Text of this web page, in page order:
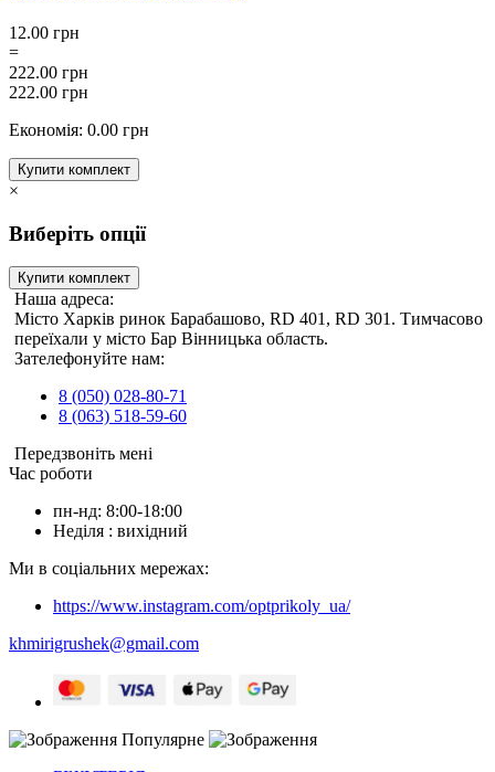
12.00 грн
=
222.00 грн
222.00 грн
Економія: 0.00 грн
Купити комплект
×
Виберіть опції
Купити комплект
Наша адреса:
Місто Харків ринок Барабашово, RD 401, RD 301. Тимчасово
переїхали у місто Бар Вінницька область.
Зателефонуйте нам:
8 (050) 028-80-71
8 (063) 518-59-60
Передзвоніть мені
Час роботи
пн-нд: 8:00-18:00
Неділя : вихідний
Ми в соціальних мережах:
https://www.instagram.com/optprikoly_ua/
khmirigrushek@gmail.com
Популярне